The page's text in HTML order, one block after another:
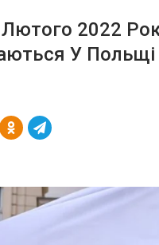
2022
У Польщі